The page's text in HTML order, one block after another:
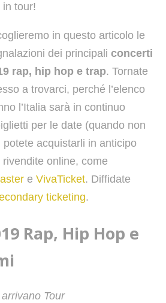
in tour!
in questo articolo le
dei principali concerti
rap, hip hop e trap. Tornate
a trovarci, perché l’elenco
l’Italia sarà in continuo
per le date (quando non
acquistarli in anticipo
online, come
e VivaTicket. Diffidate
ticketing.
Rap, Hip Hop e
Tour